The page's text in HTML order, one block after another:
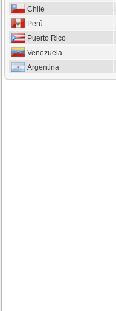
Chile
Perú
Puerto Rico
Venezuela
Argentina